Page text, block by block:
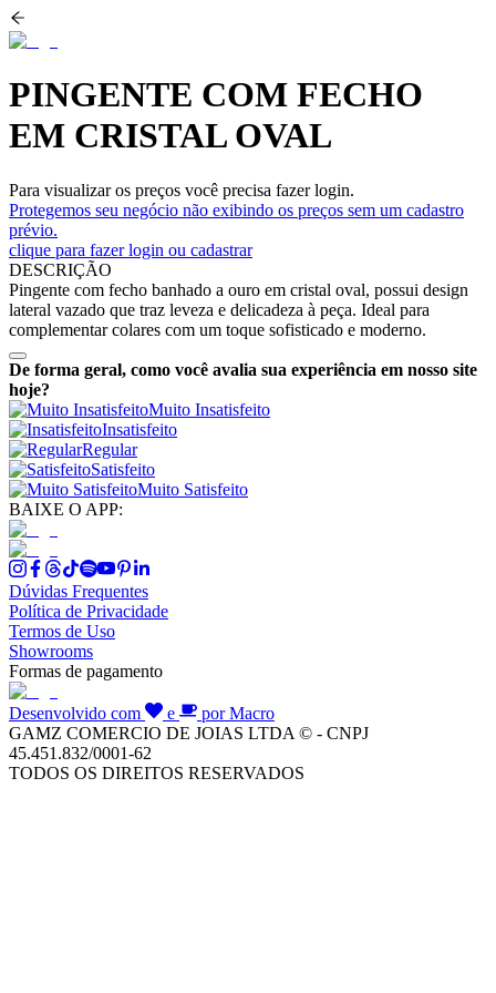
PINGENTE COM FECHO
EM CRISTAL OVAL
Para visualizar os preços você precisa fazer login.
Protegemos seu negócio não exibindo os preços sem um cadastro
prévio.
clique para fazer login ou cadastrar
DESCRIÇÃO
Pingente com fecho banhado a ouro em cristal oval, possui design
lateral vazado que traz leveza e delicadeza à peça. Ideal para
complementar colares com um toque sofisticado e moderno.
De forma geral, como você avalia sua experiência em nosso site
hoje?
Muito Insatisfeito
Insatisfeito
Regular
Satisfeito
Muito Satisfeito
BAIXE O APP:
Dúvidas Frequentes
Política de Privacidade
Termos de Uso
Showrooms
Formas de pagamento
Desenvolvido com e
por Macro
GAMZ COMERCIO DE JOIAS LTDA © - CNPJ
45.451.832/0001-62
TODOS OS DIREITOS RESERVADOS